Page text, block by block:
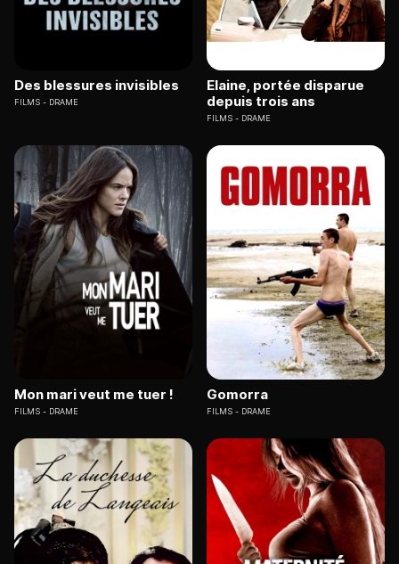
Des blessures invisibles
FILMS DRAME
Elaine, portée disparue
depuis trois ans
FILMS DRAME
Mon mari veut me tuer !
FILMS DRAME
Gomorra
FILMS DRAME